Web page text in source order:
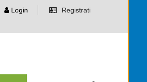
Login Registrati